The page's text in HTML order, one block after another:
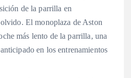
de la parrilla en
El monoplaza de Aston
más lento de la parrilla, una
en los entrenamientos